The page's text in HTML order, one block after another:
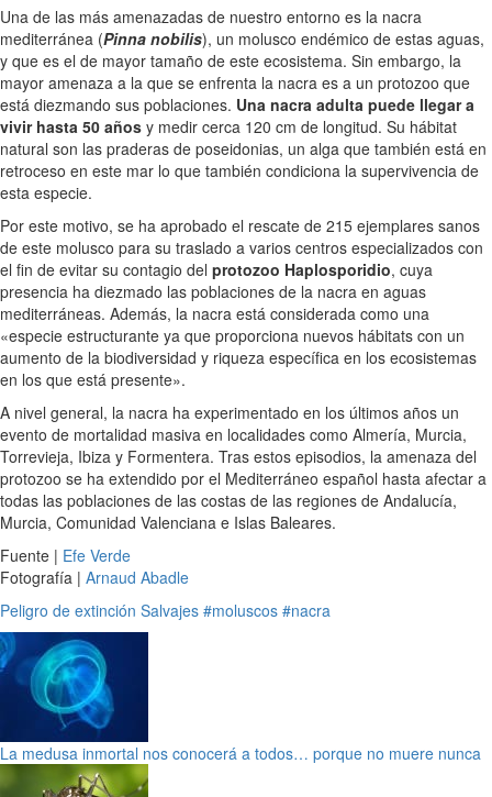
Una de las más amenazadas de nuestro entorno es la nacra
mediterránea (Pinna nobilis), un molusco endémico de estas aguas,
y que es el de mayor tamaño de este ecosistema. Sin embargo, la
mayor amenaza a la que se enfrenta la nacra es a un protozoo que
está diezmando sus poblaciones. Una nacra adulta puede llegar a
vivir hasta 50 años y medir cerca 120 cm de longitud. Su hábitat
natural son las praderas de poseidonias, un alga que también está en
retroceso en este mar lo que también condiciona la supervivencia de
esta especie.
Por este motivo, se ha aprobado el rescate de 215 ejemplares sanos
de este molusco para su traslado a varios centros especializados con
el fin de evitar su contagio del protozoo Haplosporidio, cuya
presencia ha diezmado las poblaciones de la nacra en aguas
mediterráneas. Además, la nacra está considerada como una
«especie estructurante ya que proporciona nuevos hábitats con un
aumento de la biodiversidad y riqueza específica en los ecosistemas
en los que está presente».
A nivel general, la nacra ha experimentado en los últimos años un
evento de mortalidad masiva en localidades como Almería, Murcia,
Torrevieja, Ibiza y Formentera. Tras estos episodios, la amenaza del
protozoo se ha extendido por el Mediterráneo español hasta afectar a
todas las poblaciones de las costas de las regiones de Andalucía,
Murcia, Comunidad Valenciana e Islas Baleares.
Fuente | Efe Verde
Fotografía | Arnaud Abadle
Peligro de extinción Salvajes #moluscos #nacra
La medusa inmortal nos conocerá a todos… porque no muere nunca